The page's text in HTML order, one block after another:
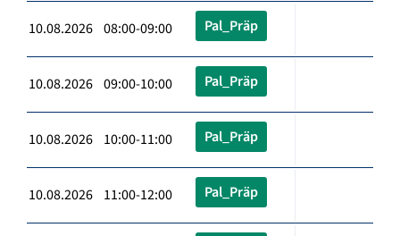
10.08.2026 08:00-09:00 Pal_Präp
10.08.2026 09:00-10:00 Pal_Präp
10.08.2026 10:00-11:00 Pal_Präp
10.08.2026 11:00-12:00 Pal_Präp